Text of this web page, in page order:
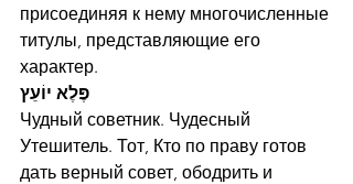
присоединяя к нему многочисленные
титулы, представляющие его
характер.
פֶּלֶא יוֹעֵץ
Чудный советник. Чудесный
Утешитель. Тот, Кто по праву готов
дать верный совет, ободрить и